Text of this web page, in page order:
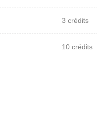
3 crédits
10 crédits